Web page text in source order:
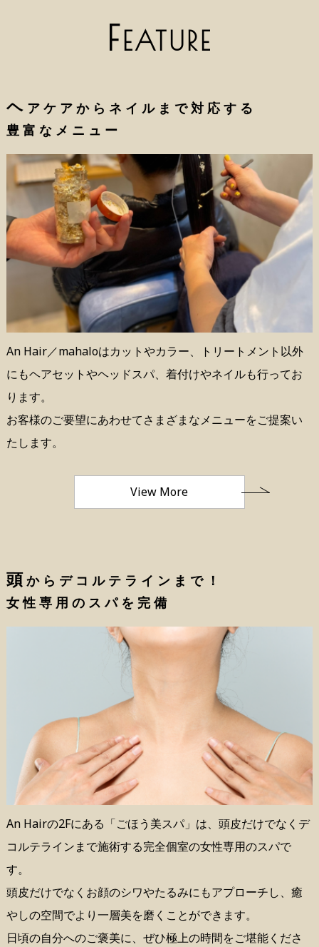
FEATURE
ヘ アケアからネイルまで対応する
豊富なメニュー
An Hair／mahaloはカットやカラー、トリートメント以外
にもヘアセットやヘッドスパ、着付けやネイルも行ってお
ります。
お客様のご要望にあわせてさまざまなメニューをご提案い
たします。
View More
頭からデコルテラインまで！
女性専用のスパを完備
An Hairの2Fにある「ごほう美スパ」は、頭皮だけでなくデ
コルテラインまで施術する完全個室の女性専用のスパで
す。
頭皮だけでなくお顔のシワやたるみにもアプローチし、癒
やしの空間でより一層美を磨くことができます。
日頃の自分へのご褒美に、ぜひ極上の時間をご堪能くださ